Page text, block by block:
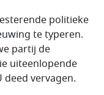
politieke
te typeren.
partij de
uiteenlopende
deed vervagen.